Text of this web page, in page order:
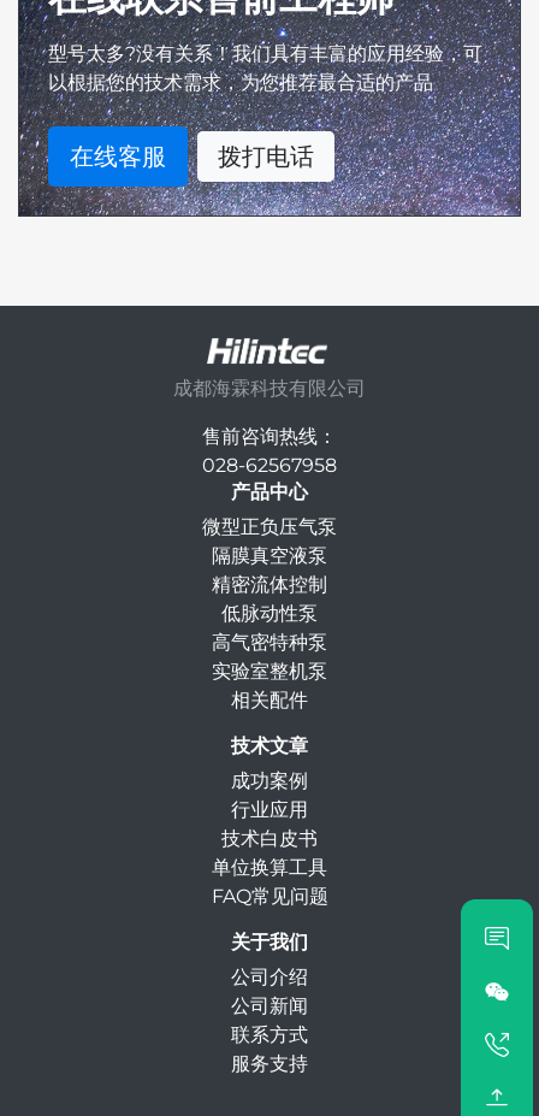
型号太多?没有关系！我们具有丰富的应用经验，可
以根据您的技术需求，为您推荐最合适的产品
在线客服 拨打电话
产品中心
微型正负压气泵
隔膜真空液泵
精密流体控制
低脉动性泵
高气密特种泵
实验室整机泵
相关配件
技术文章
成功案例
行业应用
技术白皮书
单位换算工具
FAQ常见问题
关于我们
公司介绍
公司新闻
联系方式
服务支持
成都海霖科技有限公司
售前咨询热线：
028-62567958